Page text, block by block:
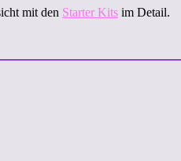
mit den Starter Kits im Detail.